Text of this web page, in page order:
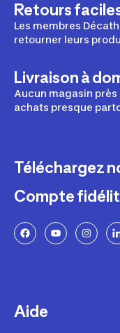
Retours
Les membres
retourner leurs
Livraison à
Aucun magasin près
achats presque
Téléchargez
Compte
Aide